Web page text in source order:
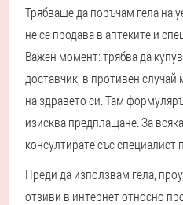
Трябваше да поръчам гела на
не се продава в аптеките и
Важен момент: трябва да
доставчик, в противен
на здравето си. Там
изисква предплащане. За
консултирате със специалист
Преди да използвам гела,
отзиви в интернет относно